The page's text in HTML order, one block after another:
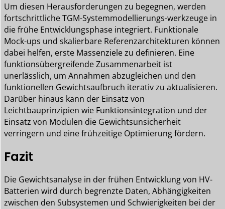
Um diesen Herausforderungen zu begegnen, werden
fortschrittliche TGM-Systemmodellierungs-werkzeuge in
die frühe Entwicklungsphase integriert. Funktionale
Mock-ups und skalierbare Referenzarchitekturen können
dabei helfen, erste Massenziele zu definieren. Eine
funktionsübergreifende Zusammenarbeit ist
unerlässlich, um Annahmen abzugleichen und den
funktionellen Gewichtsaufbruch iterativ zu aktualisieren.
Darüber hinaus kann der Einsatz von
Leichtbauprinzipien wie Funktionsintegration und der
Einsatz von Modulen die Gewichtsunsicherheit
verringern und eine frühzeitige Optimierung fördern.
Fazit
Die Gewichtsanalyse in der frühen Entwicklung von HV-
Batterien wird durch begrenzte Daten, Abhängigkeiten
zwischen den Subsystemen und Schwierigkeiten bei der